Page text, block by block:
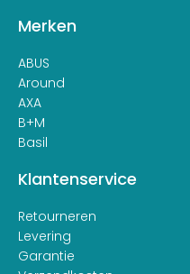
Merken
ABUS
Around
AXA
B+M
Basil
Klantenservice
Retourneren
Levering
Garantie